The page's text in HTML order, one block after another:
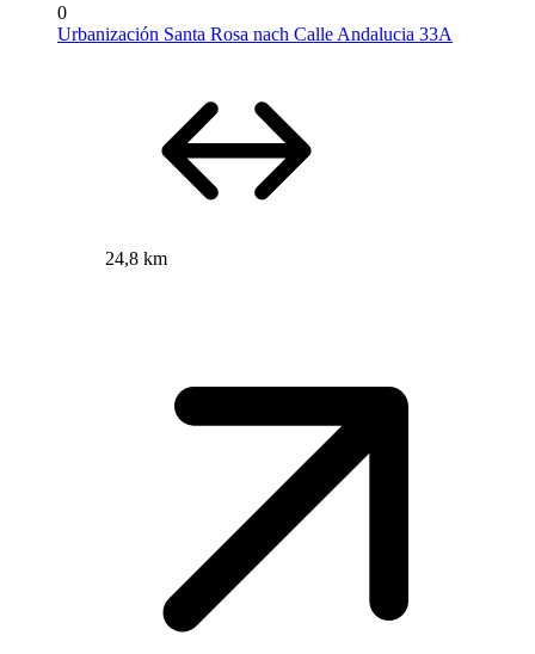
0
Urbanización Santa Rosa nach Calle Andalucia 33A
24,8 km